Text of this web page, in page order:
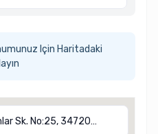
Için Haritadaki